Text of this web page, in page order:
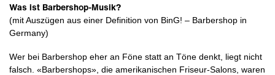
Was ist Barbershop-Musik?
(mit Auszügen aus einer Definition von BinG! – Barbershop in
Germany)
Wer bei Barbershop eher an Föne statt an Töne denkt, liegt nicht
falsch. «Barbershops», die amerikanischen Friseur-Salons, waren